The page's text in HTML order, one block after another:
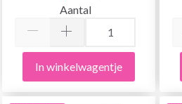
Aantal
In winkelwagentje